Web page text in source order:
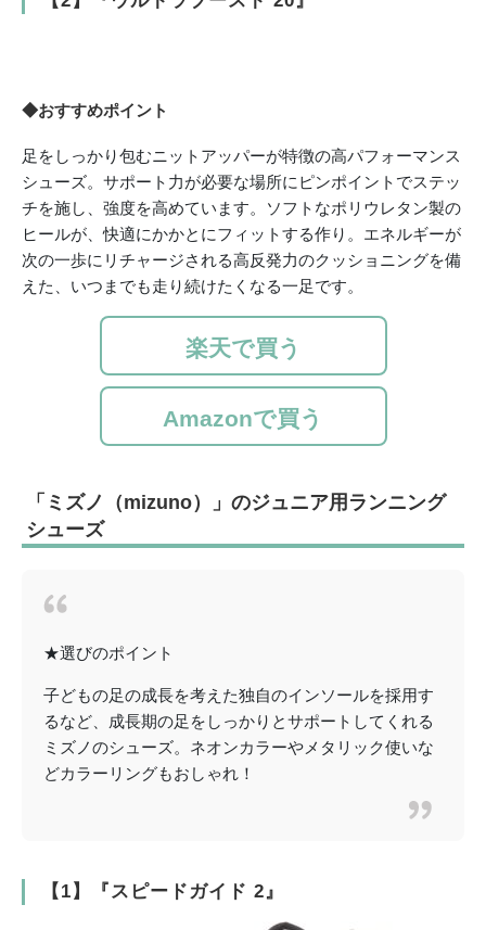
◆おすすめポイント
足をしっかり包むニットアッパーが特徴の高パフォーマンス
シューズ。サポート力が必要な場所にピンポイントでステッ
チを施し、強度を高めています。ソフトなポリウレタン製の
ヒールが、快適にかかとにフィットする作り。エネルギーが
次の一歩にリチャージされる高反発力のクッショニングを備
えた、いつまでも走り続けたくなる一足です。
楽天で買う
Amazonで買う
「ミズノ（mizuno）」のジュニア用ランニング
シューズ
★選びのポイント
子どもの足の成長を考えた独自のインソールを採用す
るなど、成長期の足をしっかりとサポートしてくれる
ミズノのシューズ。ネオンカラーやメタリック使いな
どカラーリングもおしゃれ！
【1】『スピードガイド 2』